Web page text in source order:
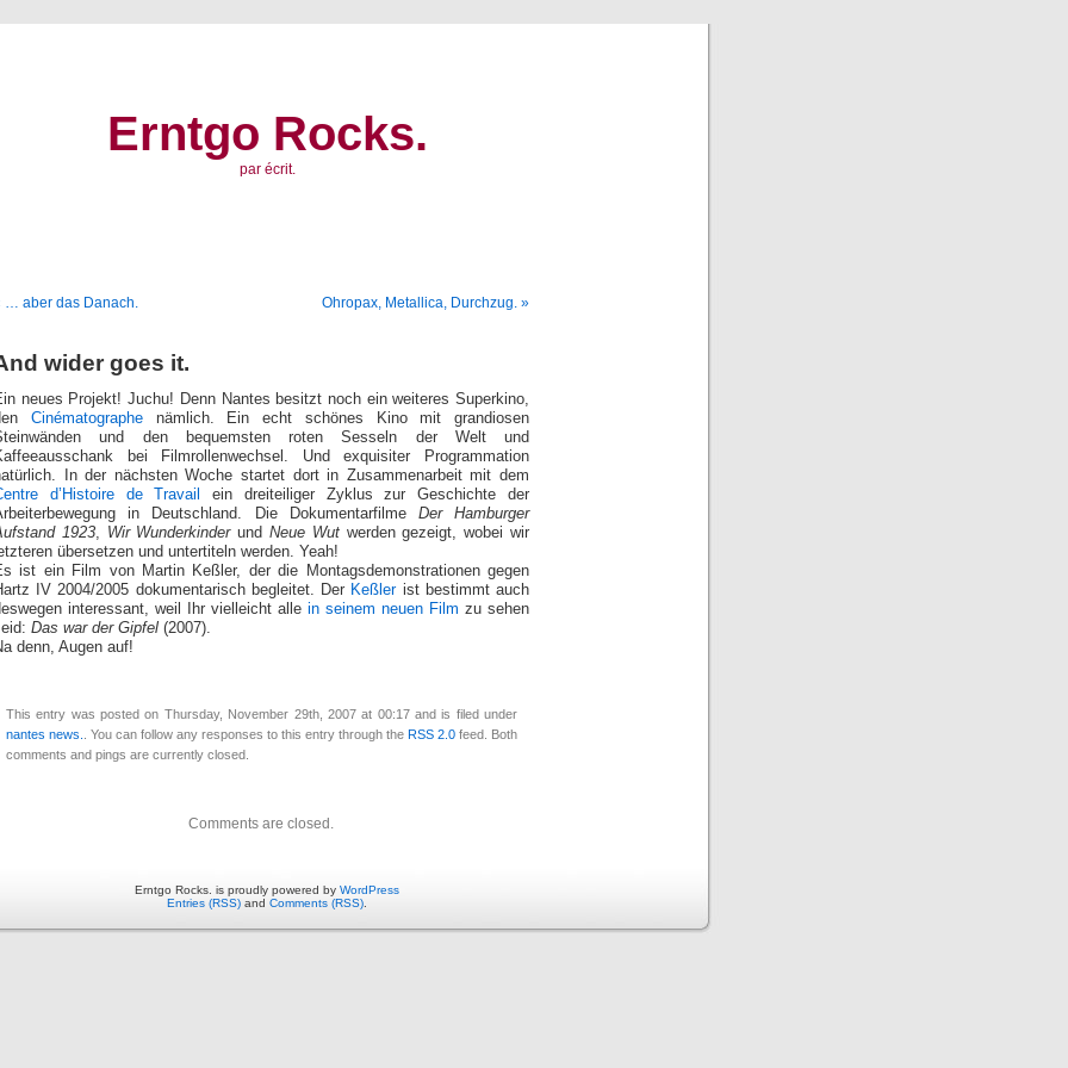
Erntgo Rocks.
par écrit.
… aber das Danach. Ohropax, Metallica, Durchzug. »
wider goes it.
neues Projekt! Juchu! Denn Nantes besitzt noch ein weiteres Superkino,
Cinématographenämlich. Ein echt schönes Kino mit grandiosen
und den bequemsten roten Sesseln der Welt und
bei Filmrollenwechsel. Und exquisiter Programmation
In der nächsten Woche startet dort in Zusammenarbeit mit dem
d’Histoire de Travail
ein dreiteiliger Zyklus zur Geschichte der
in Deutschland. Die Dokumentarfilme Der Hamburger
1923, Wir WunderkinderundNeue Wutwerden gezeigt, wobei wir
übersetzen und untertiteln werden. Yeah!
ist ein Film von Martin Keßler, der die Montagsdemonstrationen gegen
IV 2004/2005 dokumentarisch begleitet. Der Keßlerist bestimmt auch
interessant, weil Ihr vielleicht alle in seinem neuen Film zu sehen
Das war der Gipfel (2007).
denn, Augen auf!
This entry was posted on Thursday, November 29th, 2007 at 00:17 and is filed under
nantes news.
. You can follow any responses to this entry through the RSS 2.0 feed. Both
comments and pings are currently closed.
Comments are closed.
Erntgo Rocks. is proudly powered by WordPress
Entries (RSS) and Comments (RSS)